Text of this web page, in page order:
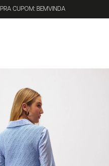
CUPOM: BEMVINDA